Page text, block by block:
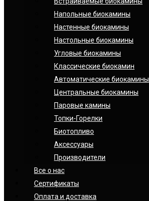
Напольные биокамины
Настенные биокамины
Настoльные биокамины
Угловые биокамины
Классические биокамин
Автоматические биокамины
Центральные биокамины
Паровые камины
Топки-Горелки
Биотопливо
Аксессуары
Производители
Все о нас
Сертификаты
Оплата и доставка